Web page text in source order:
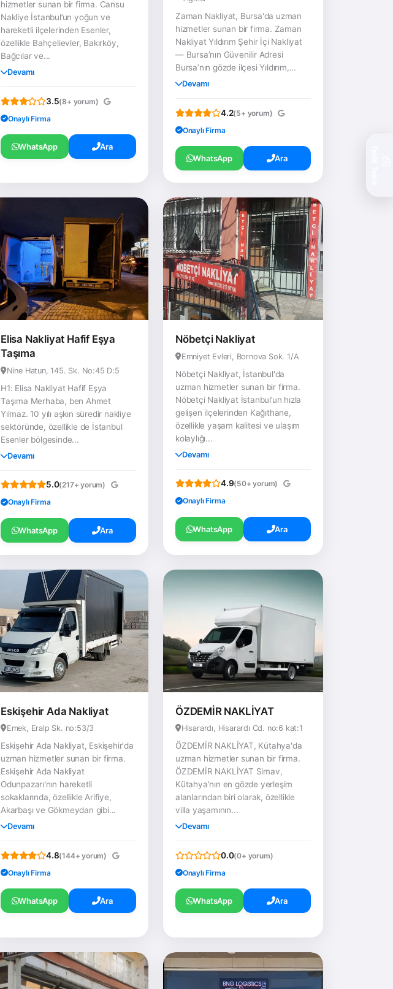
hizmetler sunan bir firma. Cansu
Nakliye İstanbul’un yoğun ve
hareketli ilçelerinden Esenler,
özellikle Bahçelievler, Bakırköy,
Bağcılar ve...
Devamı
3.5(8+ yorum)
Onaylı Firma
WhatsApp Ara
Zaman Nakliyat, Bursa'da uzman
hizmetler sunan bir firma. Zaman
Nakliyat Yıldırım Şehir İçi Nakliyat
— Bursa’nın Güvenilir Adresi
Bursa’nın gözde ilçesi Yıldırım,...
Devamı
4.2(5+ yorum)
Onaylı Firma
WhatsApp Ara
Elisa Nakliyat Hafif Eşya
Taşıma
Nine Hatun, 145. Sk. No:45 D:5
H1: Elisa Nakliyat Hafif Eşya
Taşıma Merhaba, ben Ahmet
Yılmaz. 10 yılı aşkın süredir nakliye
sektöründe, özellikle de İstanbul
Esenler bölgesinde...
Devamı
5.0(217+ yorum)
Onaylı Firma
WhatsApp Ara
Nöbetçi Nakliyat
Emniyet Evleri, Bornova Sok. 1/A
Nöbetçi Nakliyat, İstanbul'da
uzman hizmetler sunan bir firma.
Nöbetçi Nakliyat İstanbul’un hızla
gelişen ilçelerinden Kağıthane,
özellikle yaşam kalitesi ve ulaşım
kolaylığı...
Devamı
4.9(50+ yorum)
Onaylı Firma
WhatsApp Ara
Eskişehir Ada Nakliyat
Emek, Eralp Sk. no:53/3
Eskişehir Ada Nakliyat, Eskişehir'da
uzman hizmetler sunan bir firma.
Eskişehir Ada Nakliyat
Odunpazarı'nın hareketli
sokaklarında, özellikle Arifiye,
Akarbaşı ve Gökmeydan gibi...
Devamı
4.8(144+ yorum)
Onaylı Firma
WhatsApp Ara
ÖZDEMİR NAKLİYAT
Hisarardı, Hisarardı Cd. no:6 kat:1
ÖZDEMİR NAKLİYAT, Kütahya'da
uzman hizmetler sunan bir firma.
ÖZDEMİR NAKLİYAT Simav,
Kütahya’nın en gözde yerleşim
alanlarından biri olarak, özellikle
villa yaşamının...
Devamı
0.0(0+ yorum)
Onaylı Firma
WhatsApp Ara